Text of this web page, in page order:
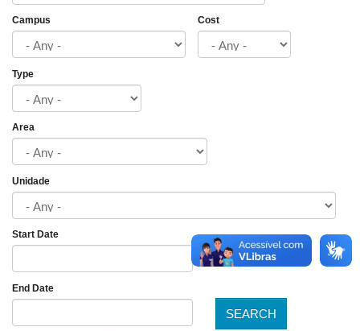
Campus Cost
Type
Area
Unidade
Start Date
End Date
SEARCH